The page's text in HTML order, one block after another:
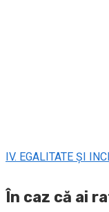
IV. EGALITATE ȘI
În caz că ai